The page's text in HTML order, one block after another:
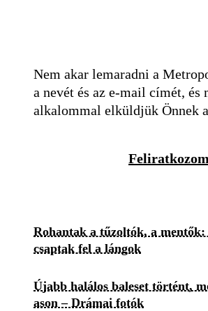
Nem akar lemaradni a
a nevét és az e-mail címét, és
alkalommal elküldjük Önnek
Rohantak a tűzoltók, a mentők:
csaptak fel a lángok
Újabb halálos baleset történt,
ason – Drámai fotók